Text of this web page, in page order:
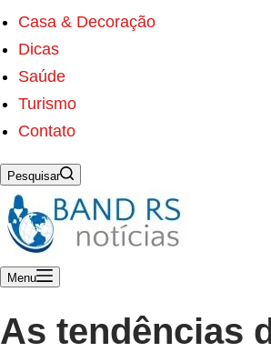
Casa & Decoração
Dicas
Saúde
Turismo
Contato
Pesquisar
Menu
As tendências